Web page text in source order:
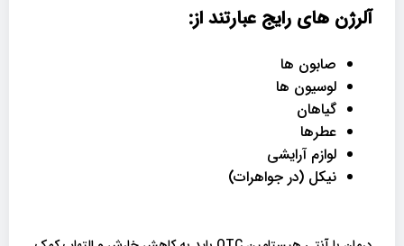
آلرژن های رایج عبارتند از:
صابون ها
لوسیون ها
گیاهان
عطرها
لوازم آرایشی
نیکل (در جواهرات)